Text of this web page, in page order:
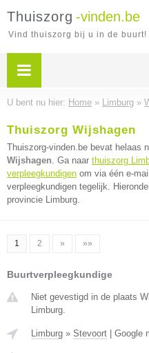
Thuiszorg -vinden.be
Vind thuiszorg bij u in de buurt!
U bent nu hier: Home » Limburg »
Thuiszorg Wijshagen
Thuiszorg-vinden.be bevat helaas
Wijshagen. Ga naar thuiszorg
verpleegkundigen om via één e-
verpleegkundigen tegelijk.
provincie Limburg.
1 2 » »»
Buurtverpleegkundige
Niet gevestigd in de plaats
Limburg.
Limburg » Stevoort Google